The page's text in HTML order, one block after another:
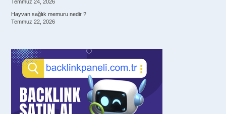
Temmuz 24, 2026
Hayvan sağlık memuru nedir ?
Temmuz 22, 2026